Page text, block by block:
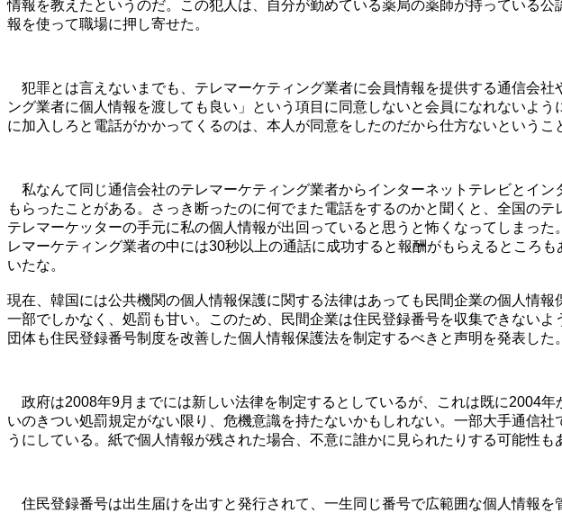
情報を教えたというのだ。この犯人は、自分が勤めている薬局の薬師が持っている
報を使って職場に押し寄せた。
犯罪とは言えないまでも、テレマーケティング業者に会員情報を提供する通信会
ング業者に個人情報を渡しても良い」という項目に同意しないと会員になれないよ
に加入しろと電話がかかってくるのは、本人が同意をしたのだから仕方ないというこ
私なんて同じ通信会社のテレマーケティング業者からインターネットテレビとイ
もらったことがある。さっき断ったのに何でまた電話をするのかと聞くと、全国の
テレマーケッターの手元に私の個人情報が出回っていると思うと怖くなってしまっ
レマーケティング業者の中には30秒以上の通話に成功すると報酬がもらえるところ
いたな。
現在、韓国には公共機関の個人情報保護に関する法律はあっても民間企業の個人情
一部でしかなく、処罰も甘い。このため、民間企業は住民登録番号を収集できない
団体も住民登録番号制度を改善した個人情報保護法を制定するべきと声明を発表した。
政府は2008年9月までには新しい法律を制定するとしているが、これは既に2004
いのきつい処罰規定がない限り、危機意識を持たないかもしれない。一部大手通信
うにしている。紙で個人情報が残された場合、不意に誰かに見られたりする可能性
住民登録番号は出生届けを出すと発行されて、一生同じ番号で広範囲な個人情報